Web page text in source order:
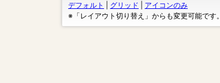
デフォルト
グリッド
アイコンのみ
※「レイアウト切り替え」からも変更可能です。